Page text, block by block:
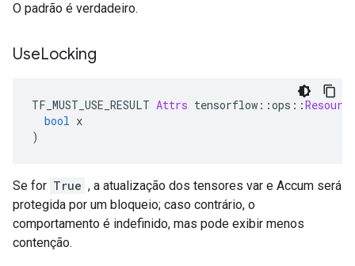
O padrão é verdadeiro.
UseLocking
TF_MUST_USE_RESULT Attrs tensorflow ::ops ::
bool x
)
Se for True , a atualização dos tensores var e Accum será
protegida por um bloqueio; caso contrário, o
comportamento é indefinido, mas pode exibir menos
contenção.